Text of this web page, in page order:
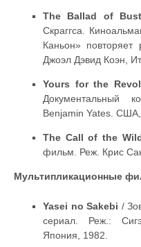
The Ballad of
Скраггса.
Каньон» повторяет
Джоэл Дэвид Коэн,
Yours for the
Документальный
Benjamin Yates. США,
The Call of the
фильм. Реж. Крис
Мультипликационные
Yasei no Sakebi /
сериал. Реж.:
Япония, 1982.